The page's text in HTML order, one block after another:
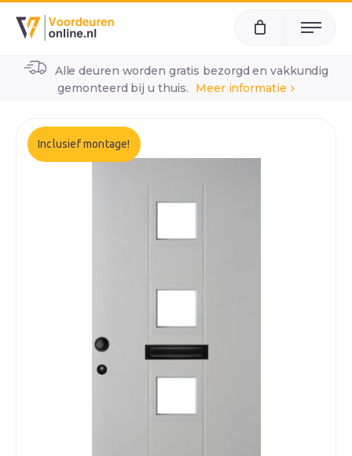
Alle deuren worden gratis bezorgd en vakkundig
gemonteerd bij u thuis.
Meer informatie
Menu
alle voordeuren wk1961
Inclusief montage!